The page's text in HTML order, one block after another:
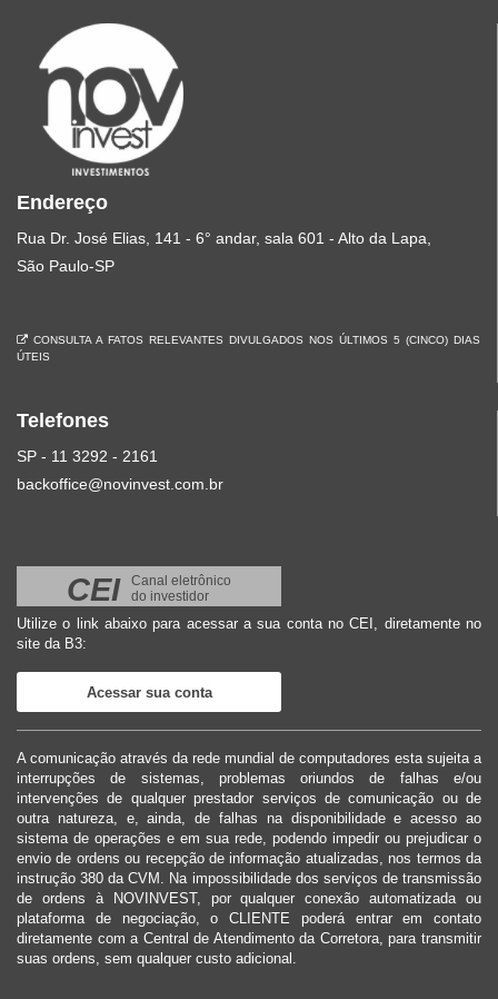
Endereço
Rua Dr. José Elias, 141 - 6° andar, sala 601 - Alto da Lapa,
São Paulo-SP
CONSULTA A FATOS RELEVANTES DIVULGADOS NOS ÚLTIMOS 5 (CINCO) DIAS
ÚTEIS
Telefones
SP - 11 3292 - 2161
backoffice@novinvest.com.br
CEI
Canal eletrônico
do investidor
Utilize o link abaixo para acessar a sua conta no CEI, diretamente no
site da B3:
Acessar sua conta
A comunicação através da rede mundial de computadores esta sujeita a
interrupções de sistemas, problemas oriundos de falhas e/ou
intervenções de qualquer prestador serviços de comunicação ou de
outra natureza, e, ainda, de falhas na disponibilidade e acesso ao
sistema de operações e em sua rede, podendo impedir ou prejudicar o
envio de ordens ou recepção de informação atualizadas, nos termos da
instrução 380 da CVM. Na impossibilidade dos serviços de transmissão
de ordens à NOVINVEST, por qualquer conexão automatizada ou
plataforma de negociação, o CLIENTE poderá entrar em contato
diretamente com a Central de Atendimento da Corretora, para transmitir
suas ordens, sem qualquer custo adicional.